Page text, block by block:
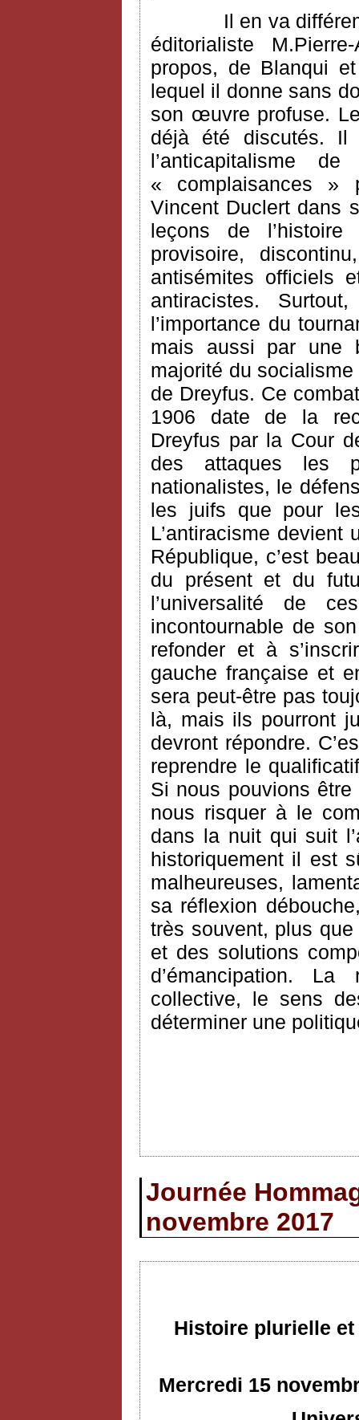
Il en va
éditorialiste
propos, de Blanqui
lequel il donne sans
son œuvre profuse.
déjà été discutés. Il
l’anticapitalisme
« complaisances »
Vincent Duclert dans
leçons de
provisoire,
antisémites officiels
antiracistes.
l’importance du
mais aussi par une
majorité du
de Dreyfus. Ce
1906 date de la
Dreyfus par la Cour
des attaques les
nationalistes, le
les juifs que pour
L’antiracisme
République, c’est
du présent et du
l’universalité de
incontournable de
refonder et à
gauche française et
sera peut-être pas
là, mais ils pourront
devront répondre.
reprendre le
Si nous pouvions
nous risquer à le
dans la nuit qui suit
historiquement il est
malheureuses,
sa réflexion
très souvent, plus
et des solutions
d’émancipation.
collective, le sens
déterminer une
Journée
novembre 2017
Histoire plurielle
Mercredi 15